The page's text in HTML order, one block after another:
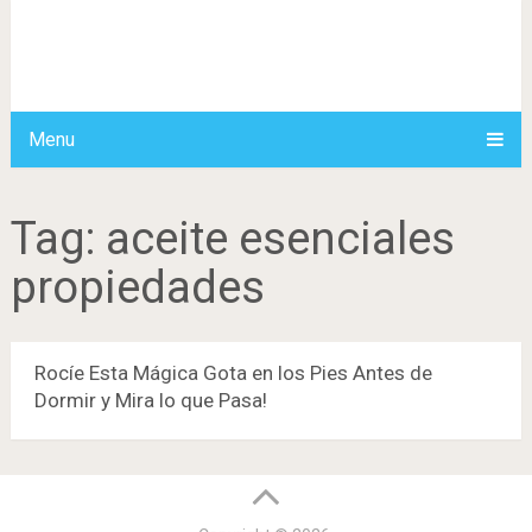
Menu
Tag: aceite esenciales
propiedades
Rocíe Esta Mágica Gota en los Pies Antes de
Dormir y Mira lo que Pasa!